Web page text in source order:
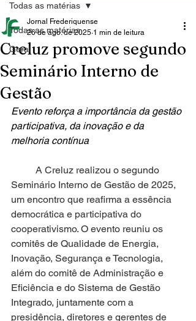
Todas as matérias
Geral
Todas as matérias
Creluz promove segundo
Seminário Interno de
Gestão
Jornal Frederiquense
26 de ago. de 2025 1 min de leitura
Evento reforça a importância da gestão
participativa, da inovação e da
melhoria contínua
Seminário Interno de Gestão de 2025,
um encontro que reafirma a essência
democrática e participativa do
cooperativismo. O evento reuniu os
comitês de Qualidade de Energia,
Inovação, Segurança e Tecnologia,
além do comitê de Administração e
Eficiência e do Sistema de Gestão
Integrado, juntamente com a
presidência, diretores e gerentes de